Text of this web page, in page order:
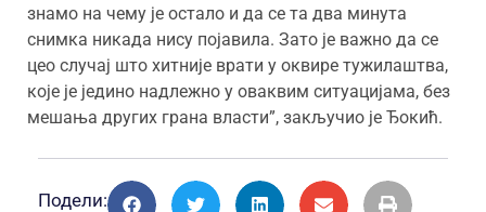
знамо на чему је остало и да се та два минута
снимка никада нису појавила. Зато је важно да се
цео случај што хитније врати у оквире тужилаштва,
које је једино надлежно у оваквим ситуацијама, без
мешања других грана власти”, закључио је Ђокић.
Подели: